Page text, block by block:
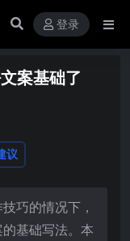
登录
案基础了
议
技巧的情况下，
基础写法。本